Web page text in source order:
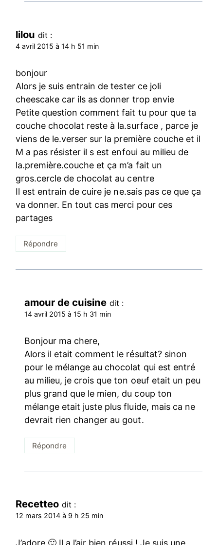
lilou dit :
4 avril 2015 à 14 h 51 min
bonjour
Alors je suis entrain de tester ce joli
cheescake car ils as donner trop envie
Petite question comment fait tu pour que ta
couche chocolat reste à la.surface , parce je
viens de le.verser sur la première couche et il
M a pas résister il s est enfoui au milieu de
la.première.couche et ça m’a fait un
gros.cercle de chocolat au centre
Il est entrain de cuire je ne.sais pas ce que ça
va donner. En tout cas merci pour ces
partages
Répondre
amour de cuisine dit :
14 avril 2015 à 15 h 31 min
Bonjour ma chere,
Alors il etait comment le résultat? sinon
pour le mélange au chocolat qui est entré
au milieu, je crois que ton oeuf etait un peu
plus grand que le mien, du coup ton
mélange etait juste plus fluide, mais ca ne
devrait rien changer au gout.
Répondre
Recetteo dit :
12 mars 2014 à 9 h 25 min
J’adore 🙂 Il a l’air bien réussi ! Je suis une